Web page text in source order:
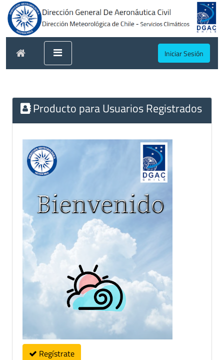
Iniciar Sesión
Producto para Usuarios Registrados
Regístrate